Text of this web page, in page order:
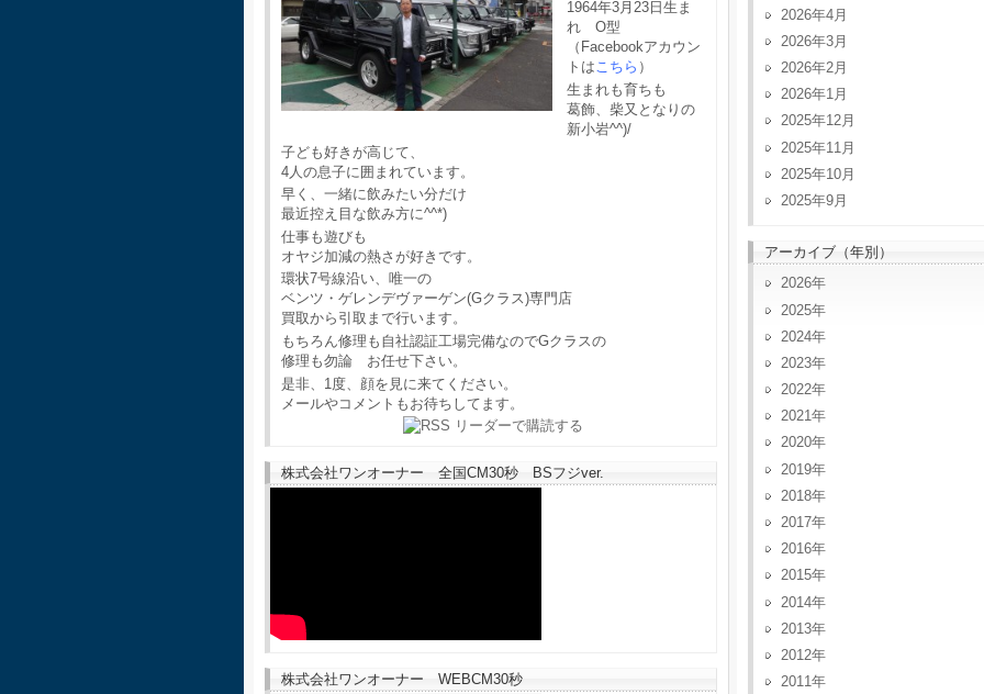
1964年3月23日生ま
れ O型
（Facebookアカウン
トはこちら ）
生まれも育ちも
葛飾、柴又となりの
新小岩^^)/
子ども好きが高じて、
4人の息子に囲まれています。
早く、一緒に飲みたい分だけ
最近控え目な飲み方に^^*)
仕事も遊びも
オヤジ加減の熱さが好きです。
環状7号線沿い、唯一の
ベンツ・ゲレンデヴァーゲン(Gクラス)専門店
買取から引取まで行います。
もちろん修理も自社認証工場完備なのでGクラスの
修理も勿論 お任せ下さい。
是非、1度、顔を見に来てください。
メールやコメントもお待ちしてます。
株式会社ワンオーナー 全国CM30秒 BSフジver.
株式会社ワンオーナー WEBCM30秒
2026年4月
2026年3月
2026年2月
2026年1月
2025年12月
2025年11月
2025年10月
2025年9月
アーカイブ（年別）
2026
2025
2024
2023
2022
2021
2020
2019
2018
2017
2016
2015
2014
2013
2012
2011